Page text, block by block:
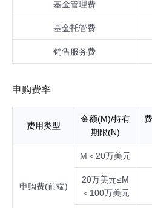
通知存款等）、同业存单、衍生产
（但须符合中国证监会的相关规定
易的内容以专门签署的协议约定为准。 股票及存托凭证投
0%；本基金投资境外股票的比例不
境内股票及境内存托凭证的比例不
交易日日终在扣除需缴纳的交易保
产净值5%的现金或者到期日在一
基金管理费
基金托管费
销售服务费
申购费率
费用类型
金额(M)/持有
期限(N)
申购费(前端)
M＜20万美元
20万美元≤M
＜100万美元